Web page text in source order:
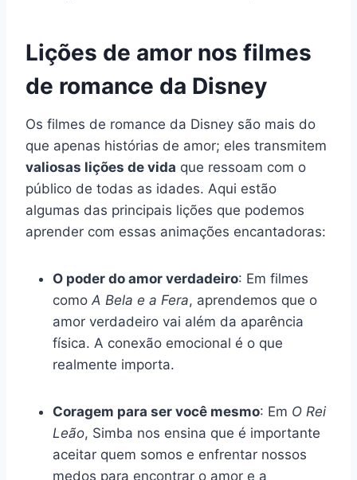
Lições de amor nos filmes
de romance da Disney
Os filmes de romance da Disney são mais do
que apenas histórias de amor; eles transmitem
valiosas lições de vida que ressoam com o
público de todas as idades. Aqui estão
algumas das principais lições que podemos
aprender com essas animações encantadoras:
O poder do amor verdadeiro: Em filmes
como A Bela e a Fera, aprendemos que o
amor verdadeiro vai além da aparência
física. A conexão emocional é o que
realmente importa.
Coragem para ser você mesmo: Em O Rei
Leão, Simba nos ensina que é importante
aceitar quem somos e enfrentar nossos
medos para encontrar o amor e a